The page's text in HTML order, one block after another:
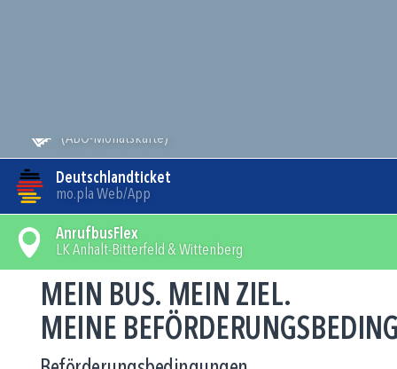
(ABO-Monatskarte)
Deutschlandticket
mo.pla Web/App
AnrufbusFlex
LK Anhalt-Bitterfeld & Wittenberg
MEIN BUS. MEIN ZIEL.
MEINE